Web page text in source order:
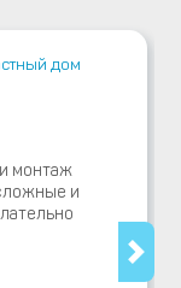
дом
монтаж
и